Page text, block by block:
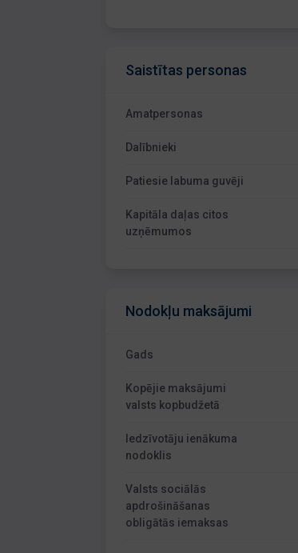
Saistītas personas
Amatpersonas
Dalībnieki
Patiesie labuma guvēji
Kapitāla daļas citos
uzņēmumos
Nodokļu maksājumi
Gads
Kopējie maksājumi
valsts kopbudžetā
Iedzīvotāju ienākuma
nodoklis
Valsts sociālās
apdrošināšanas
obligātās iemaksas